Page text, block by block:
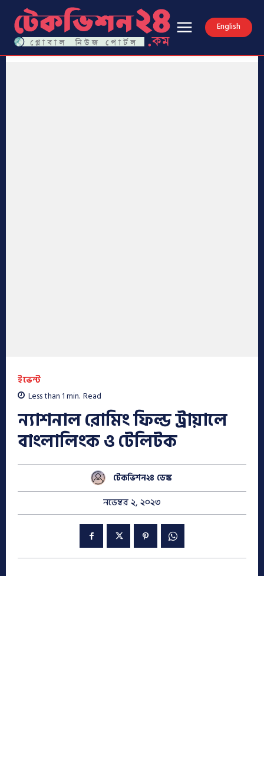
English
ইভেন্ট
Less than 1min. Read
ন্যাশনাল রোমিং ফিল্ড ট্রায়ালে
বাংলালিংক ও টেলিটক
টেকভিশন২৪ ডেস্ক
নভেম্বর ২, ২০২৩